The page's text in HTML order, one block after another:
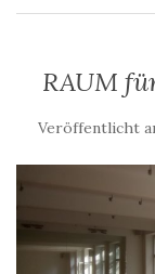
RAUM
Veröffentlicht